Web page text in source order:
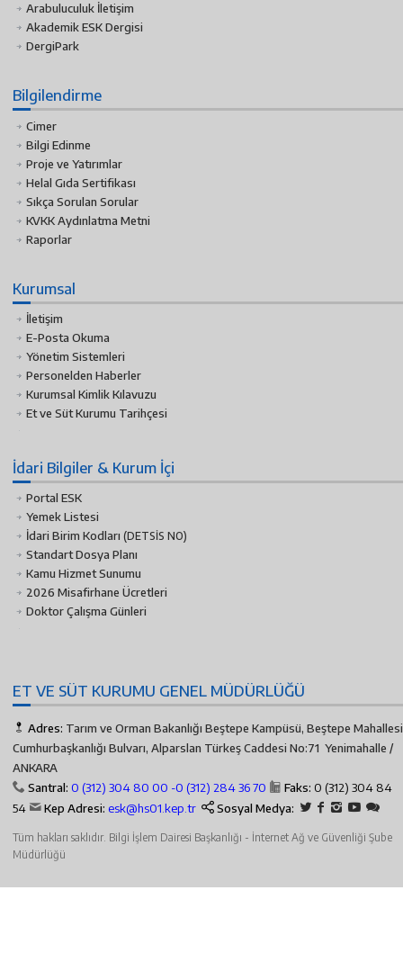
Arabuluculuk İletişim
Akademik ESK Dergisi
DergiPark
Bilgilendirme
Cimer
Bilgi Edinme
Proje ve Yatırımlar
Helal Gıda Sertifikası
Sıkça Sorulan Sorular
KVKK Aydınlatma Metni
Raporlar
Kurumsal
İletişim
E-Posta Okuma
Yönetim Sistemleri
Personelden Haberler
Kurumsal Kimlik Kılavuzu
Et ve Süt Kurumu Tarihçesi
İdari Bilgiler & Kurum İçi
Portal ESK
Yemek Listesi
İdari Birim Kodları (DETSİS NO)
Standart Dosya Planı
Kamu Hizmet Sunumu
2026 Misafirhane Ücretleri
Doktor Çalışma Günleri
ET VE SÜT KURUMU GENEL MÜDÜRLÜĞÜ
Adres: Tarım ve Orman Bakanlığı Beştepe Kampüsü, Beştepe
Cumhurbaşkanlığı Bulvarı, Alparslan Türkeş Caddesi No:71 Yenimahalle /
ANKARA
Santral: 0 (312) 304 80 00 -0 (312) 284 36 70 Faks: 0 (312) 304 84
54
Kep Adresi: esk@hs01.kep.tr Sosyal Medya:
Tüm hakları saklıdır. Bilgi İşlem Dairesi Başkanlığı - İnternet Ağ ve Güvenliği Şube
Müdürlüğü